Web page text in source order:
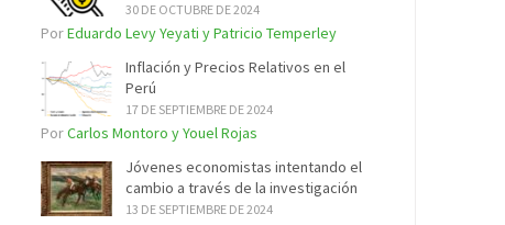
30 DE OCTUBRE DE 2024
PorEduardo Levy Yeyati y Patricio Temperley
Inflación y Precios Relativos en el
Perú
17 DE SEPTIEMBRE DE 2024
PorCarlos Montoro y Youel Rojas
Jóvenes economistas intentando el
cambio a través de la investigación
13 DE SEPTIEMBRE DE 2024